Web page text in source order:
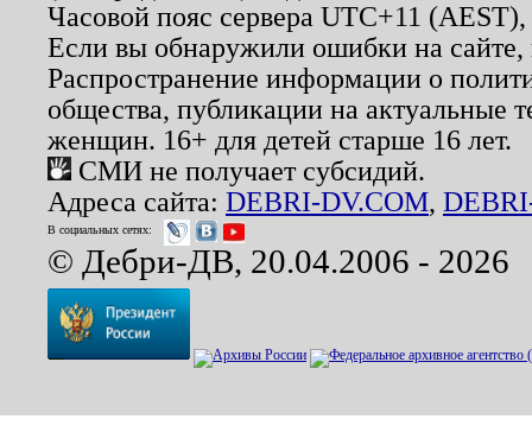
Часовой пояс сервера UTC+11
Если вы обнаружили ошибки на
Распространение информации о
общества, публикации на актуальные
женщин. 16+ для детей старше 16 лет.
СМИ не получает субсидий.
Адреса сайта: DEBRI-DV.COM,
В социальных сетях:
© Дебри-ДВ, 20.04.2006 - 2026